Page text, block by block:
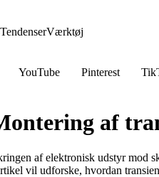
TendenserVærktøj
YouTube Pinterest
af
af elektronisk udstyr mod
vil udforske, hvordan